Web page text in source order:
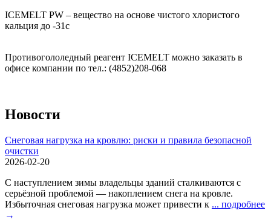
ICEMELT PW – вещество на основе чистого хлористого
кальция до -31с
Противогололедный реагент ICEMELT можно заказать в
офисе компании по тел.: (4852)208-068
Новости
Снеговая нагрузка на кровлю: риски и правила безопасной
очистки
2026-02-20
С наступлением зимы владельцы зданий сталкиваются с
серьёзной проблемой — накоплением снега на кровле.
Избыточная снеговая нагрузка может привести к ... подробнее
→